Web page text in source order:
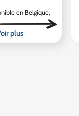
en Belgique,